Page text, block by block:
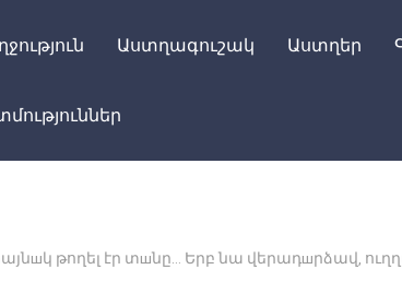
Աստղագուշակ Աստղեր
թողել էր տшնը… Երբ նա վերադшրձավ,